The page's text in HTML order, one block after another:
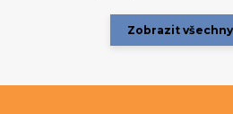
Zobrazit